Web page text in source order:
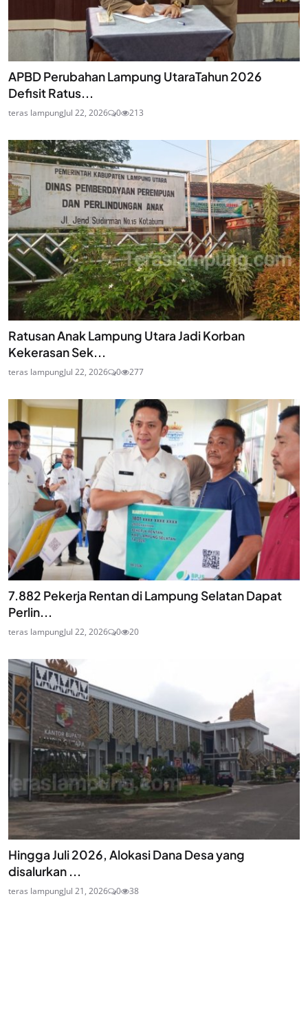
APBD Perubahan Lampung UtaraTahun 2026
Defisit Ratus...
teras lampungJul 22, 2026 0 213
Ratusan Anak Lampung Utara Jadi Korban
Kekerasan Sek...
teras lampungJul 22, 2026 0 277
7.882 Pekerja Rentan di Lampung Selatan Dapat
Perlin...
teras lampungJul 22, 2026 0 20
Hingga Juli 2026, Alokasi Dana Desa yang
disalurkan ...
teras lampungJul 21, 2026 0 38